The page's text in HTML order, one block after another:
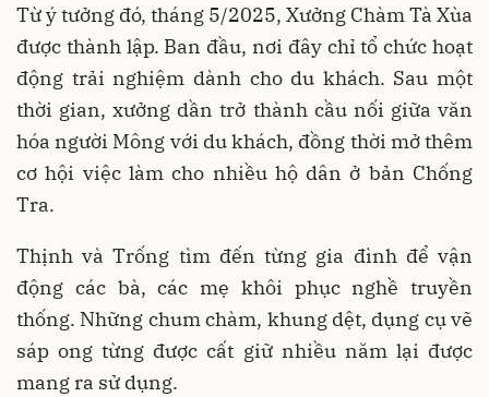
Từ ý tưởng đó, tháng 5/2025, Xưởng Chàm Tà Xùa
được thành lập. Ban đầu, nơi đây chỉ tổ chức hoạt
động trải nghiệm dành cho du khách. Sau một
thời gian, xưởng dần trở thành cầu nối giữa văn
hóa người Mông với du khách, đồng thời mở thêm
cơ hội việc làm cho nhiều hộ dân ở bản Chống
Tra.
Thịnh và Trống tìm đến từng gia đình để vận
động các bà, các mẹ khôi phục nghề truyền
thống. Những chum chàm, khung dệt, dụng cụ vẽ
sáp ong từng được cất giữ nhiều năm lại được
mang ra sử dụng.